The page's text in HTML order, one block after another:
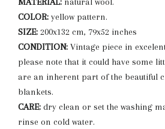
COLOR: yellow pattern.
SIZE: 200x132 cm, 79x52 inches
CONDITION: Vintage piece in
please note that it could have some
are an inherent part of the beautiful
blankets.
CARE: dry clean or set the washing
rinse on cold water.